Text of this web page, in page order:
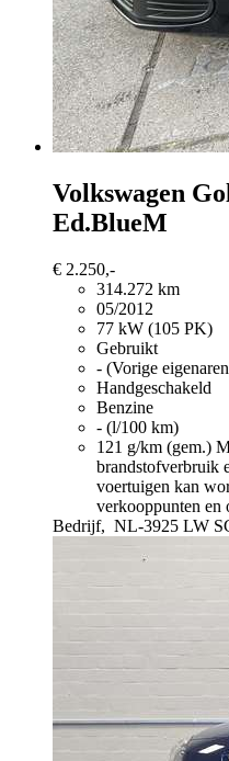
Volkswagen
Ed.BlueM
€ 2.250,-
314.272 km
05/2012
77 kW (105 PK)
Gebruikt
- (Vorige
Handgeschakeld
Benzine
- (l/100 km)
121 g/km (gem.)
brandstofverbruik
voertuigen kan
verkooppunten en
Bedrijf, NL-3925 LW